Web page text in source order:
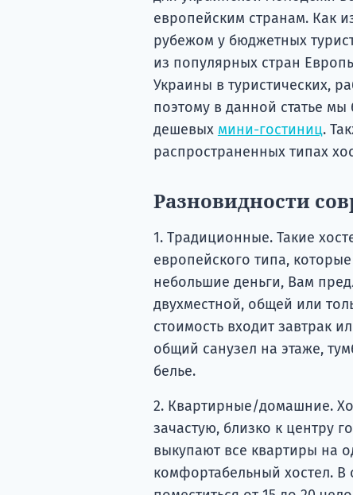
европейским странам. Как
рубежом у бюджетных
из популярных стран
Украины в туристических,
поэтому в данной статье
дешевых мини-гостиниц.
распространенных типах
Разновидности
1. Традиционные. Такие
европейского типа,
небольшие деньги, Вам
двухместной, общей или
стоимость входит завтрак
общий санузел на этаже,
белье.
2. Квартирные/домашние.
зачастую, близко к центру
выкупают все квартиры на
комфортабельный хостел.